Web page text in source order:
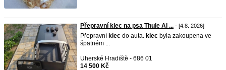
Přepravní klec na psa Thule Al ... - [4.8. 2026]
Přepravní klec do auta. klec byla zakoupena ve
špatném ...
Uherské Hradiště - 686 01
14 500 Kč